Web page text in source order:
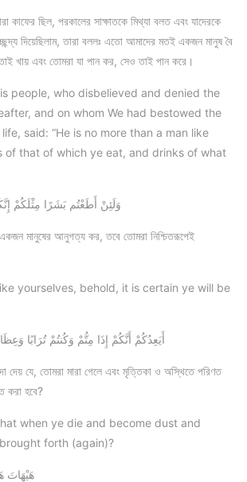
কাফের ছিল, পরকালের সাক্ষাতকে মিথ্যা বলত এবং যাদেরকে
দিয়েছিলাম, তারা বললঃ এতো আমাদের মতই একজন মানুষ বৈ
খায় এবং তোমরা যা পান কর, সেও তাই পান করে।
people, who disbelieved and denied the
and on whom We had bestowed the
said: “He is no more than a man like
of that of which ye eat, and drinks of what
. (34 وَلَئِنْ أَطَعْتُم بَشَرًا مِثْلَكُمْ
একজন মানুষের আনুগত্য কর, তবে তোমরা নিশ্চিতরূপেই
yourselves, behold, it is certain ye will be
(35 أَيَعِدُكُمْ أَنَّكُمْ إِذَا مِتُّمْ وَكُنتُمْ تُرَابًا
দেয় যে, তোমরা মারা গেলে এবং মৃত্তিকা ও অস্থিতে পরিণত
করা হবে?
when ye die and become dust and
forth (again)?
(36